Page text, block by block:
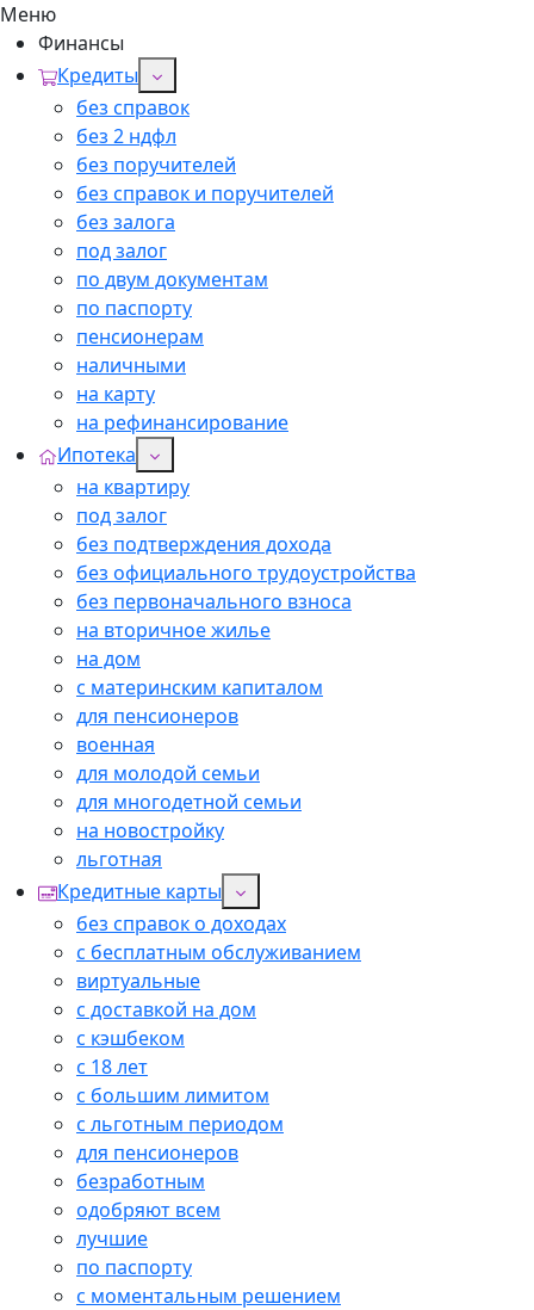
Меню
Финансы
Кредиты
без справок
без 2 ндфл
без поручителей
без справок и поручителей
без залога
под залог
по двум документам
по паспорту
пенсионерам
наличными
на карту
на рефинансирование
Ипотека
на квартиру
под залог
без подтверждения дохода
без официального трудоустройства
без первоначального взноса
на вторичное жилье
на дом
с материнским капиталом
для пенсионеров
военная
для молодой семьи
для многодетной семьи
на новостройку
льготная
Кредитные карты
без справок о доходах
с бесплатным обслуживанием
виртуальные
с доставкой на дом
с кэшбеком
с 18 лет
с большим лимитом
с льготным периодом
для пенсионеров
безработным
одобряют всем
лучшие
по паспорту
с моментальным решением